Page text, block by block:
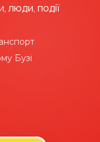
люди, події
Бузі